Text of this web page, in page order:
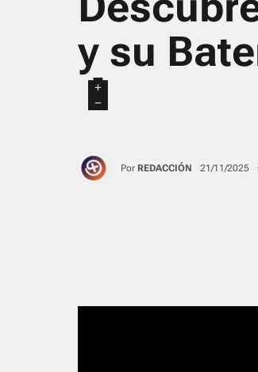
y su
🔋
Por REDACCIÓN 21/11/2025